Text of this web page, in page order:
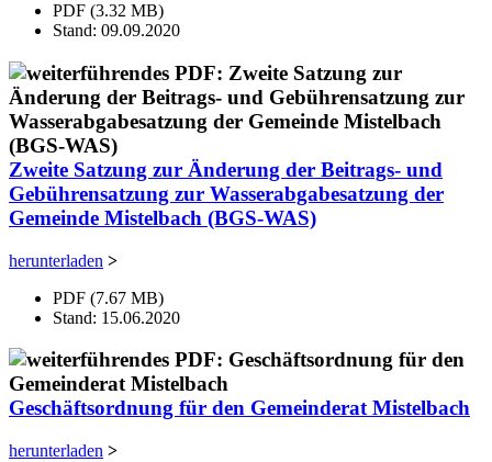
PDF (3.32 MB)
Stand: 09.09.2020
Zweite Satzung zur Änderung der Beitrags- und
Gebührensatzung zur Wasserabgabesatzung der
Gemeinde Mistelbach (BGS-WAS)
herunterladen >
PDF (7.67 MB)
Stand: 15.06.2020
Geschäftsordnung für den Gemeinderat Mistelbach
herunterladen >